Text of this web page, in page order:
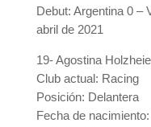
Debut: Argentina 0 –
abril de 2021
19- Agostina
Club actual: Racing
Posición: Delantera
Fecha de